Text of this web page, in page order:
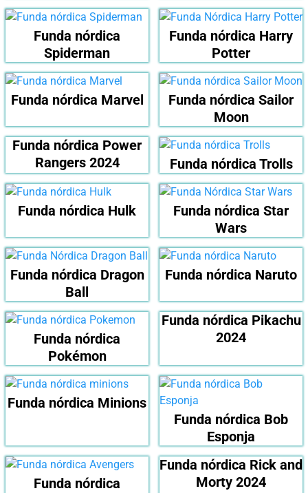
Funda nórdica
Spiderman
Funda nórdica Harry
Potter
Funda nórdica Marvel
Funda nórdica Sailor
Moon
Funda nórdica Power
Rangers 2024
Funda nórdica Trolls
Funda nórdica Hulk
Funda nórdica Star
Wars
Funda nórdica Dragon
Ball
Funda nórdica Naruto
Funda nórdica
Pokémon
Funda nórdica Pikachu
2024
Funda nórdica Minions
Funda nórdica Bob
Esponja
Funda nórdica
Funda nórdica Rick and
Morty 2024